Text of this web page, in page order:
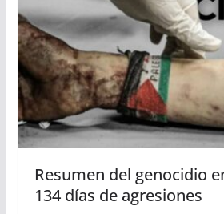
Resumen del genocidio
134 días de agresiones